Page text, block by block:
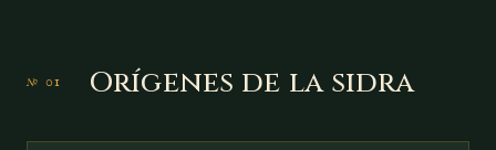
Orígenes de la sidra